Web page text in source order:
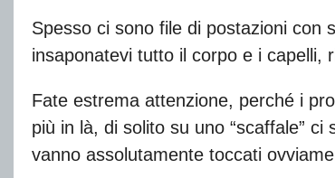
Spesso ci sono file di postazioni con
insaponatevi tutto il corpo e i capelli,
Fate estrema attenzione, perché i
più in là, di solito su uno “scaffale”
vanno assolutamente toccati